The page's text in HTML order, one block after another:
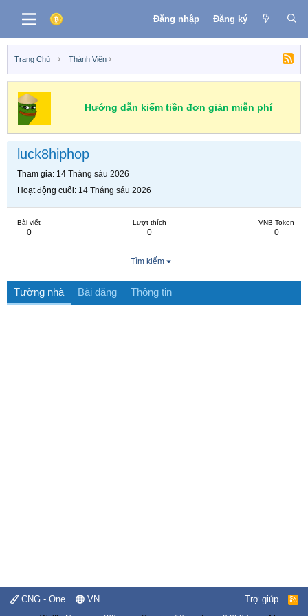
Đăng nhập Đăng ký
Trang Chủ Thành Viên
Hướng dẫn kiếm tiền đơn giản miễn phí
luck8hiphop
Tham gia 14 Tháng sáu 2026
Hoạt động cuối 14 Tháng sáu 2026
Bài viết
0
Lượt thích
0
VNB Token
0
Tìm kiếm
Tường nhà Bài đăng Thông tin
CNG - One VN Trợ giúp
R